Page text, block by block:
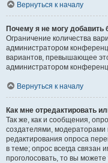
Вернуться к началу
Почему я не могу добавить
Ограничение количества
администратором
вариантов, превышающее
администратором
Вернуться к началу
Как мне отредактировать
Так же, как и сообщения,
создателями,
редактирования опроса
в теме; опрос всегда связан
проголосовать, то вы